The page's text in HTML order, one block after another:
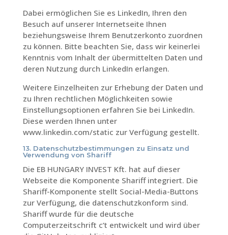
Dabei ermöglichen Sie es LinkedIn, Ihren den
Besuch auf unserer Internetseite Ihnen
beziehungsweise Ihrem Benutzerkonto zuordnen
zu können. Bitte beachten Sie, dass wir keinerlei
Kenntnis vom Inhalt der übermittelten Daten und
deren Nutzung durch LinkedIn erlangen.
Weitere Einzelheiten zur Erhebung der Daten und
zu Ihren rechtlichen Möglichkeiten sowie
Einstellungsoptionen erfahren Sie bei LinkedIn.
Diese werden Ihnen unter
www.linkedin.com/static zur Verfügung gestellt.
13. Datenschutzbestimmungen zu Einsatz und
Verwendung von Shariff
Die EB HUNGARY INVEST Kft. hat auf dieser
Webseite die Komponente Shariff integriert. Die
Shariff-Komponente stellt Social-Media-Buttons
zur Verfügung, die datenschutzkonform sind.
Shariff wurde für die deutsche
Computerzeitschrift c’t entwickelt und wird über